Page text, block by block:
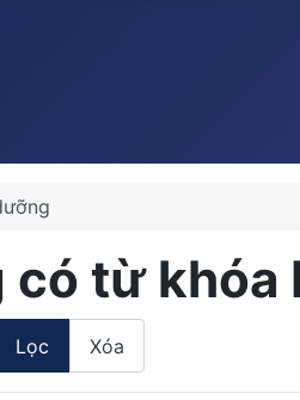
có từ khóa
Lọc Xóa